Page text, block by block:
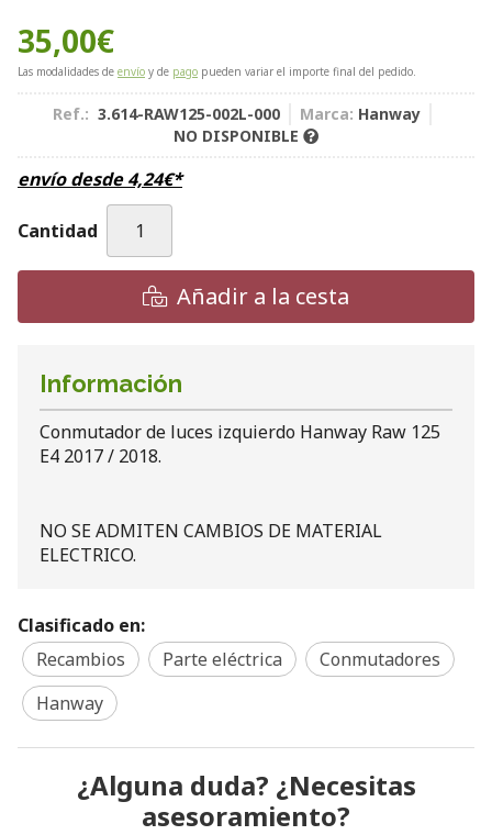
35,00€
Las modalidades de envío y de pago pueden variar el importe final del pedido.
Ref.: 3.614-RAW125-002L-000 Marca: Hanway
NO DISPONIBLE
envío desde4,24€*
Cantidad
Añadir a la cesta
Información
Conmutador de luces izquierdo Hanway Raw 125
E4 2017 / 2018.
NO SE ADMITEN CAMBIOS DE MATERIAL
ELECTRICO.
Clasificado en:
Recambios
Parte eléctrica
Conmutadores
Hanway
¿Alguna duda? ¿Necesitas
asesoramiento?